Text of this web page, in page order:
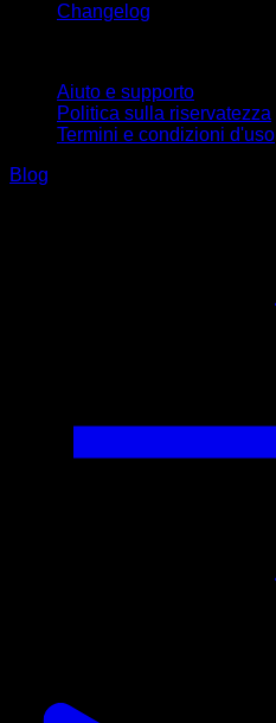
Changelog
Aiuto e supporto
Politica sulla riservatezza
Termini e condizioni d'uso
Blog